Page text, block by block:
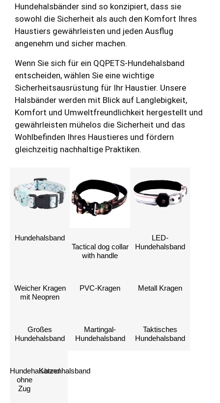
Hundehalsbänder sind so konzipiert, dass sie
sowohl die Sicherheit als auch den Komfort Ihres
Haustiers gewährleisten und jeden Ausflug
angenehm und sicher machen.
Wenn Sie sich für ein QQPETS-Hundehalsband
entscheiden, wählen Sie eine wichtige
Sicherheitsausrüstung für Ihr Haustier. Unsere
Halsbänder werden mit Blick auf Langlebigkeit,
Komfort und Umweltfreundlichkeit hergestellt und
gewährleisten mühelos die Sicherheit und das
Wohlbefinden Ihres Haustieres und fördern
gleichzeitig nachhaltige Praktiken.
Hundehalsband
Tactical dog collar
with handle
LED-
Hundehalsband
Weicher Kragen
mit Neopren
PVC-Kragen Metall Kragen
Großes
Hundehalsband
Martingal-
Hundehalsband
Taktisches
Hundehalsband
Hundehalsband
ohne
Zug
Katzenhalsband